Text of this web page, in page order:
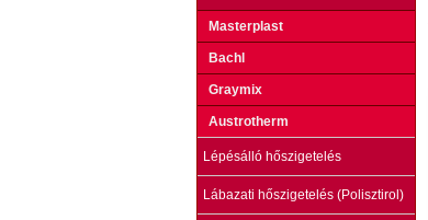
Masterplast
Bachl
Graymix
Austrotherm
Lépésálló hőszigetelés
Lábazati hőszigetelés (Polisztirol)